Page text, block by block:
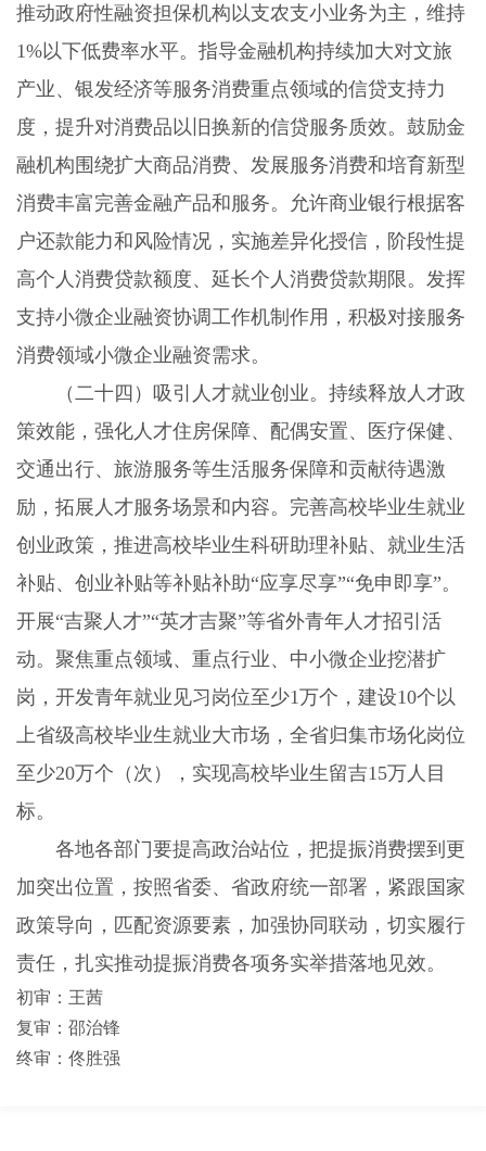
推动政府性融资担保机构以支农支小业务为主，维持
1%以下低费率水平。指导金融机构持续加大对文旅
产业、银发经济等服务消费重点领域的信贷支持力
度，提升对消费品以旧换新的信贷服务质效。鼓励金
融机构围绕扩大商品消费、发展服务消费和培育新型
消费丰富完善金融产品和服务。允许商业银行根据客
户还款能力和风险情况，实施差异化授信，阶段性提
高个人消费贷款额度、延长个人消费贷款期限。发挥
支持小微企业融资协调工作机制作用，积极对接服务
消费领域小微企业融资需求。
（二十四）吸引人才就业创业。 持续释放人才政
策效能，强化人才住房保障、配偶安置、医疗保健、
交通出行、旅游服务等生活服务保障和贡献待遇激
励，拓展人才服务场景和内容。完善高校毕业生就业
创业政策，推进高校毕业生科研助理补贴、就业生活
补贴、创业补贴等补贴补助“应享尽享”“免申即享”。
开展“吉聚人才”“英才吉聚”等省外青年人才招引活
动。聚焦重点领域、重点行业、中小微企业挖潜扩
岗，开发青年就业见习岗位至少1万个，建设10个以
上省级高校毕业生就业大市场，全省归集市场化岗位
至少20万个（次），实现高校毕业生留吉15万人目
标。
各地各部门要提高政治站位，把提振消费摆到更
加突出位置，按照省委、省政府统一部署，紧跟国家
政策导向，匹配资源要素，加强协同联动，切实履行
责任，扎实推动提振消费各项务实举措落地见效。
初审：王茜
复审：邵治锋
终审：佟胜强